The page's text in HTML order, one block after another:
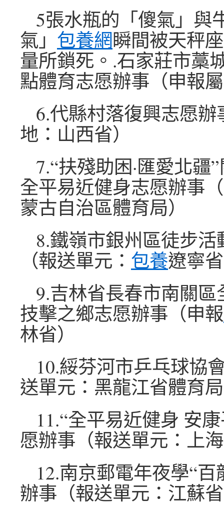
5張水瓶的「傻氣」與
氣」 包養網瞬間被天秤
量所鎖死。.石家莊市藁
點體育志愿辦事（申報
6.代縣村落復興志愿
地：山西省）
7.“扶殘助困·匯愛北疆
全平易近健身志愿辦事
蒙古自治區體育局）
8.鐵嶺市銀州區徒步
（報送單元： 包養遼寧
9.吉林省長春市南關區
技擊之鄉志愿辦事（申報
林省）
10.綏芬河市乒乓球協
送單元：黑龍江省體育
11.“全平易近健身 安
愿辦事（報送單元：上
12.南京郵電年夜學“
辦事（報送單元：江蘇